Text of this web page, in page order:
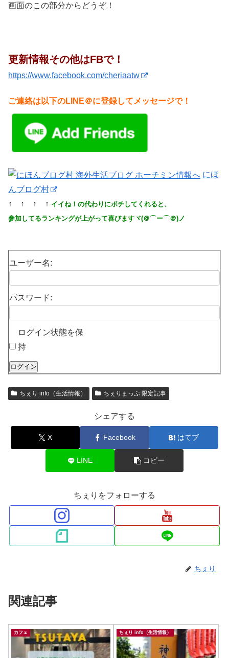
画面のこの部分からどうぞ！
更新情報その他はFBで！
https://www.facebook.com/cheriaatw
ご連絡は以下のLINE＠に登録してメッセージで！
にほ
んブログ村
↑ ↑ ↑ ↑ イイね！の代わりにポチしてくれると、
参加してるランキングが上がって喜びますヾ(＠⌒ー⌒＠)ノ
ユーザー名:
パスワード:
ログイン状態を保
持
ログイン
ちぇり info（生活情報） ちぇりまっぷ 限定記事
シェアする
X Facebook はてブ
LINE コピー
ちぇりをフォローする
ちぇり
関連記事
カフェ ちぇり info（生活情報）